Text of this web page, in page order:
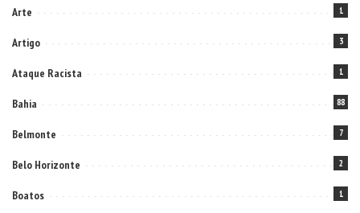
Arte 1
Artigo 3
Ataque Racista 1
Bahia 88
Belmonte 7
Belo Horizonte 2
Boatos 1